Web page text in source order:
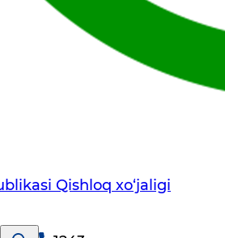
Qishloq хo‘jаligi